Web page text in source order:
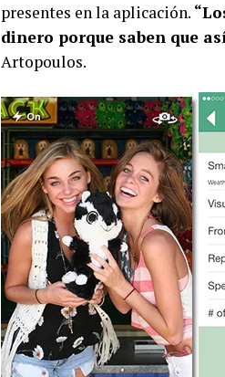
presentes en la aplicación.
dinero porque saben que
Artopoulos.